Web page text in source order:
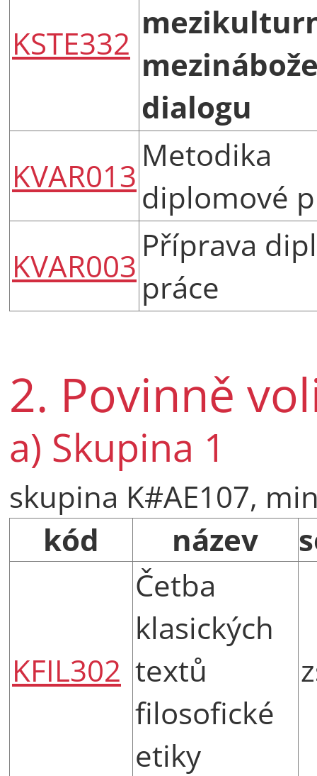
KSTE332
dialogu
KVAR013
Metodika
diplomové
KVAR003
Příprava
práce
2. Povinně
a) Skupina 1
skupina K#AE107,
kód
název
KFIL302
Četba
klasických
textů
filosofické
etiky